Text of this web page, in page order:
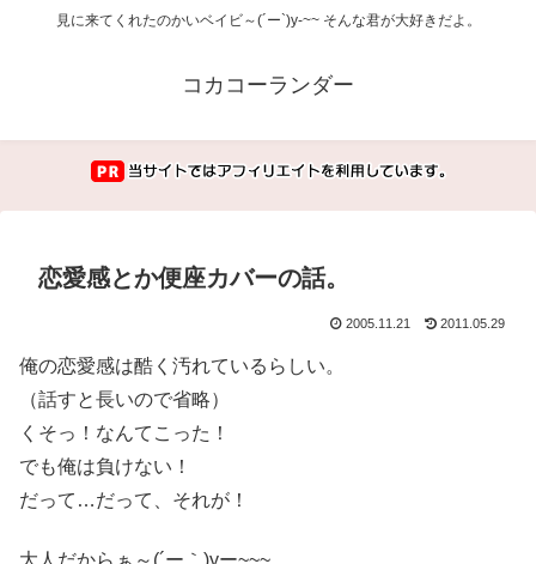
見に来てくれたのかいベイビ～(´ー`)y-~~ そんな君が大好きだよ。
コカコーランダー
恋愛感とか便座カバーの話。
2005.11.21 2011.05.29
俺の恋愛感は酷く汚れているらしい。
（話すと長いので省略）
くそっ！なんてこった！
でも俺は負けない！
だって…だって、それが！